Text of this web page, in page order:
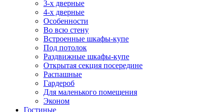
3-х дверные
4-х дверные
Особенности
Во всю стену
Встроенные шкафы-купе
Под потолок
Раздвижные шкафы-купе
Открытая секция посередине
Распашные
Гардероб
Для маленького помещения
Эконом
Гостиные